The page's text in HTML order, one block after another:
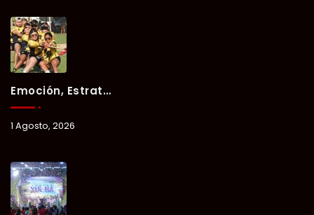
Emoción, Estrategia Y Trabajo En Equipo Marcan El Segundo Día Del Verano Xul-Há 2026.
1 Agosto, 2026